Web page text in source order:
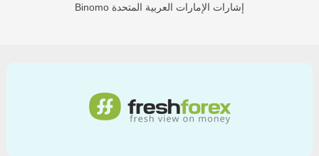
Binomo إشارات الإمارات العربية المتحدة